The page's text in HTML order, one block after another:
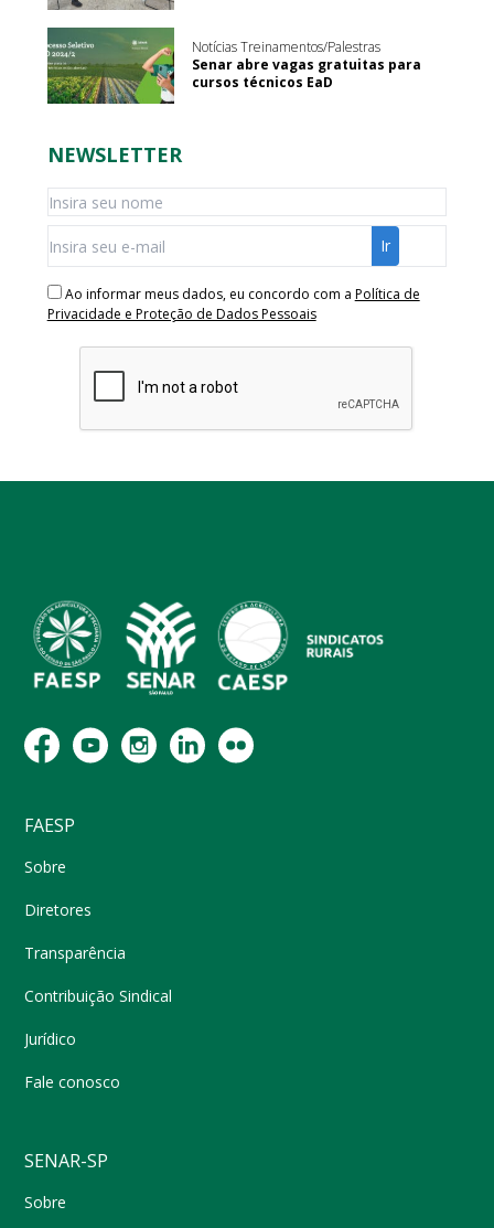
Notícias Treinamentos/Palestras
Senar abre vagas gratuitas para
cursos técnicos EaD
NEWSLETTER
Ao informar meus dados, eu concordo com a Política de
Privacidade e Proteção de Dados Pessoais
FAESP
Sobre
Diretores
Transparência
Contribuição Sindical
Jurídico
Fale conosco
SENAR-SP
Sobre